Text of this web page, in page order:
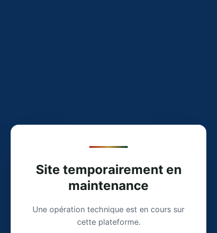
Site temporairement en
maintenance
Une opération technique est en cours sur
cette plateforme.